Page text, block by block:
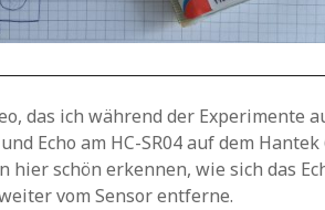
das ich während der Experimente
Echo am HC-SR04 auf dem Hantek
hier schön erkennen, wie sich das
vom Sensor entferne.